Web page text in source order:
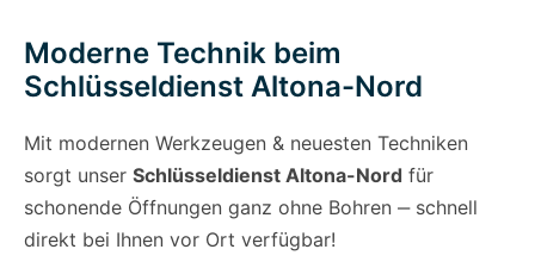
Moderne Technik beim
Schlüsseldienst Altona-Nord
Mit modernen Werkzeugen & neuesten Techniken
sorgt unser Schlüsseldienst Altona-Nord für
schonende Öffnungen ganz ohne Bohren ‒ schnell
direkt bei Ihnen vor Ort verfügbar!